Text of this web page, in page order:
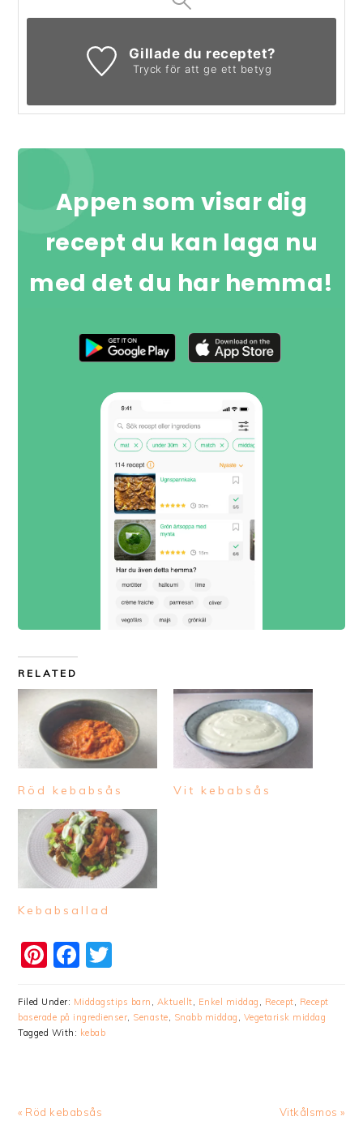
Gillade du receptet?
Tryck för att ge ett betyg
Appen som visar dig
recept du kan laga nu
med det du har hemma!
RELATED
Röd kebabsås Vit kebabsås
Kebabsallad
Pinterest
Facebook
Filed Under: Middagstips barn Aktuellt Enkel middag Recept
Recept
baserade på ingredienser Senaste Snabb middag
Vegetarisk middag
Tagged With: kebab
Previous
« Röd kebabsås
Next
Vitkålsmos »